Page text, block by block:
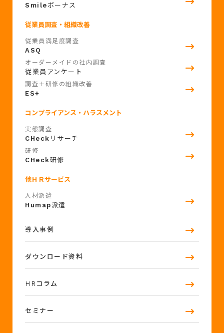
Smile ボーナス
従業員調査・組織改善
従業員満足度調査
ASQ
オーダーメイドの社内調査
従業員アンケート
調査＋研修の組織改善
ES+
コンプライアンス・ハラスメント
実態調査
CHeck リサーチ
研修
CHeck研修
他ＨＲサービス
人材派遣
Humap 派遣
導入事例
ダウンロード資料
HRコラム
セミナー